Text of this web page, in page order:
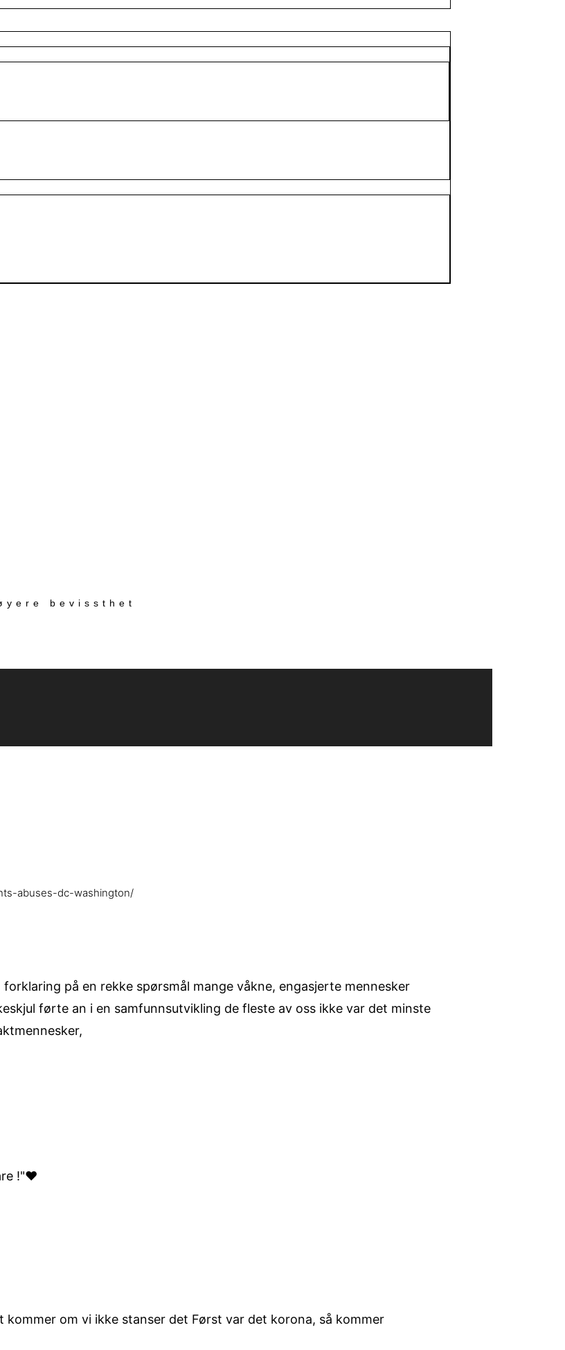
bevissthet
abuses-dc-washington/
på en rekke spørsmål mange våkne, engasjerte mennesker
førte an i en samfunnsutvikling de fleste av oss ikke var det minste
!"♥
om vi ikke stanser det Først var det korona, så kommer